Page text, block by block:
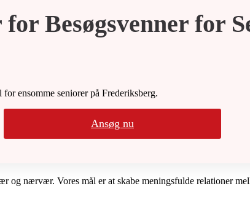
Besøgsvenner for
ensomme seniorer på Frederiksberg.
Ansøg nu
nærvær. Vores mål er at skabe meningsfulde relationer